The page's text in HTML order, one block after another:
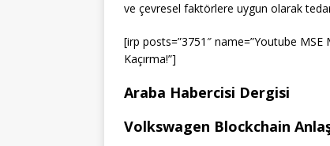
ve çevresel faktörlere uygun olarak
[irp posts=”3751″ name=”Youtube MSE
Kaçırma!”]
Araba Habercisi Dergisi
Volkswagen Blockchain